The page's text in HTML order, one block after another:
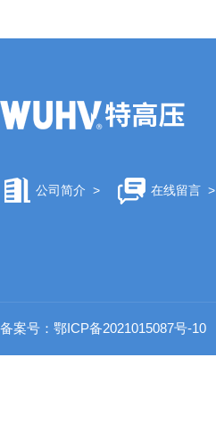
公司简介 > 在线留言>
备案号：鄂ICP备2021015087号-10